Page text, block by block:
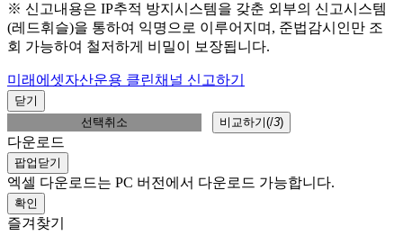
※ 신고내용은 IP추적 방지시스템을 갖춘 외부의 신고시스템
(레드휘슬)을 통하여 익명으로 이루어지며, 준법감시인만 조
회 가능하여 철저하게 비밀이 보장됩니다.
미래에셋자산운용 클린채널 신고하기
닫기
선택취소
비교하기(/3)
다운로드
팝업닫기
엑셀 다운로드는 PC 버전에서 다운로드 가능합니다.
확인
즐겨찾기